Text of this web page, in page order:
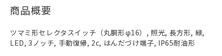
商品概要
ツマミ形セレクタスイッチ（丸胴形φ16）, 照光, 長方形, 緑,
LED, 3ノッチ, 手動復帰, 2c, はんだづけ端子, IP65耐油形